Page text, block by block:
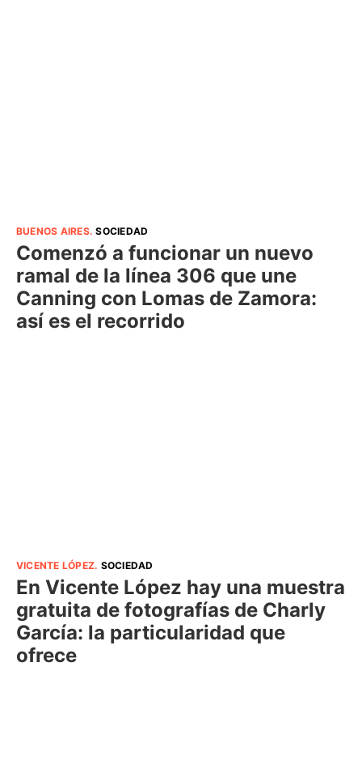
BUENOS AIRES.SOCIEDAD
Comenzó a funcionar un nuevo
ramal de la línea 306 que une
Canning con Lomas de Zamora:
así es el recorrido
VICENTE LÓPEZ. SOCIEDAD
En Vicente López hay una muestra
gratuita de fotografías de Charly
García: la particularidad que
ofrece